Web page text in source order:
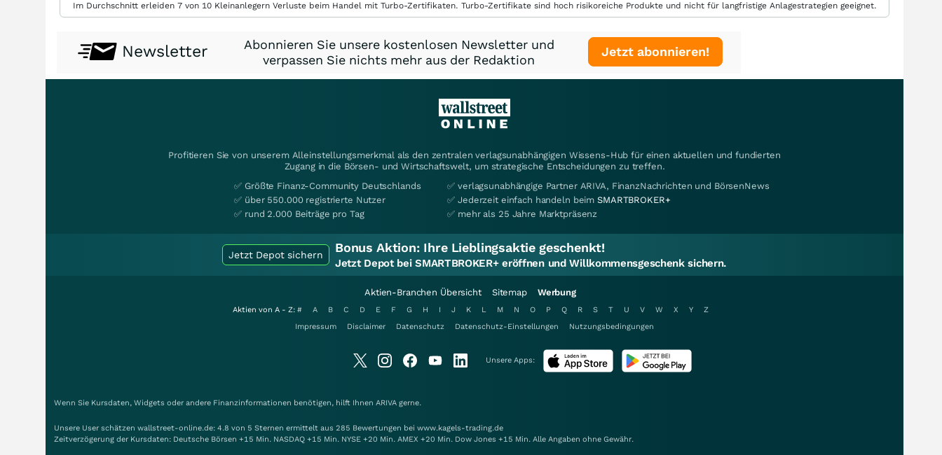
Im Durchschnitt erleiden 7 von 10 Kleinanlegern Verluste beim Handel mit Turbo-Zertifikaten. Turbo-Zertifikate sind hoch risikoreiche Produkte und nicht für langfristige Anlagestrategien geeignet.
Newsletter
Abonnieren Sie unsere kostenlosen Newsletter und
verpassen Sie nichts mehr aus der Redaktion
Jetzt abonnieren!
Profitieren Sie von unserem Alleinstellungsmerkmal als den zentralen verlagsunabhängigen Wissens-Hub für einen aktuellen und fundierten
Zugang in die Börsen- und Wirtschaftswelt, um strategische Entscheidungen zu treffen.
✅ Größte Finanz-Community Deutschlands
✅ über 550.000 registrierte Nutzer
✅ rund 2.000 Beiträge pro Tag
✅ verlagsunabhängige Partner ARIVA, FinanzNachrichten und BörsenNews
✅ Jederzeit einfach handeln beimSMARTBROKER+
✅ mehr als 25 Jahre Marktpräsenz
Jetzt Depot sichern Bonus Aktion: Ihre Lieblingsaktie geschenkt!
Jetzt Depot bei SMARTBROKER+ eröffnen und Willkommensgeschenk sichern.
Aktien-Branchen Übersicht Sitemap Werbung
Aktien von A - Z: # A B C D E F G H I J K L M N O P Q R S T U V W X Y
Z
Impressum
Disclaimer Datenschutz Datenschutz-Einstellungen Nutzungsbedingungen
Unsere Apps:
Wenn Sie Kursdaten, Widgets oder andere Finanzinformationen benötigen, hilft Ihnen ARIVA gerne.
Unsere User schätzen wallstreet-online.de: 4.8 von 5 Sternen ermittelt aus 285 Bewertungen bei www.kagels-trading.de
Zeitverzögerung der Kursdaten: Deutsche Börsen +15 Min. NASDAQ +15 Min. NYSE +20 Min. AMEX +20 Min. Dow Jones +15 Min. Alle Angaben ohne Gewähr.